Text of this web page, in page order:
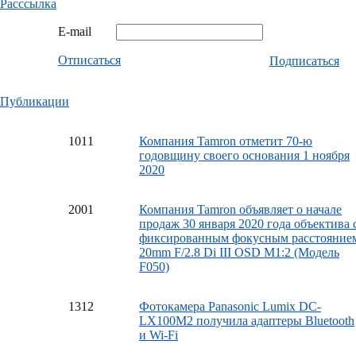
Расссылка
E-mail
Отписаться Подписаться
Публикации
1011
Компания Tamron отметит 70-ю
годовщину своего основания 1 ноября
2020
2001
Компания Tamron объявляет о начале
продаж 30 января 2020 года объектива
фиксированным фокусным
20mm F/2.8 Di III OSD M1:2 (Модель
F050)
1312
Фотокамера Panasonic Lumix DC-
LX100M2 получила адаптеры Bluetooth
и Wi-Fi